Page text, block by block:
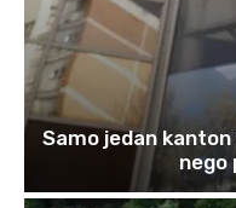
Samo jedan
nego